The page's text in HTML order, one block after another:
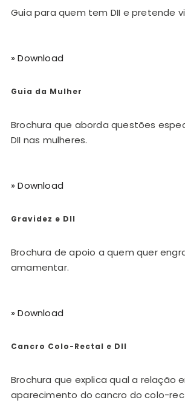
Guia para quem tem DII e pretende
» Download
Guia da Mulher
Brochura que aborda questões
DII nas mulheres.
» Download
Gravidez e DII
Brochura de apoio a quem quer
amamentar.
» Download
Cancro Colo-Rectal e DII
Brochura que explica qual a relação
aparecimento do cancro do colo-